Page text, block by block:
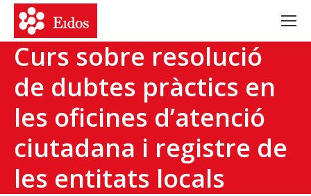
Curs sobre resolució
de dubtes pràctics en
les oficines d’atenció
ciutadana i registre de
les entitats locals